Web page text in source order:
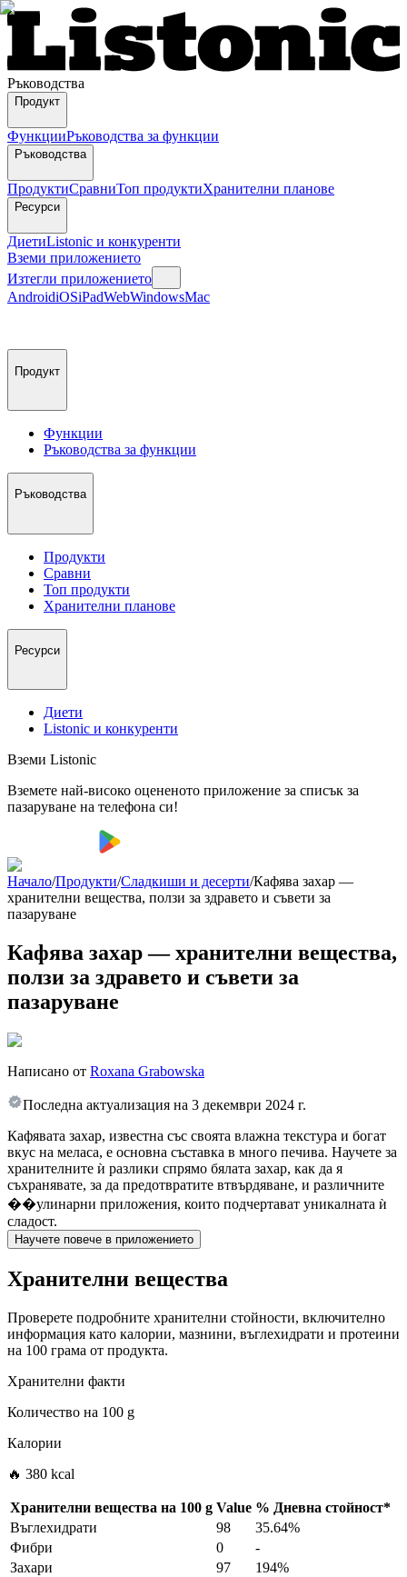
Ръководства
Продукт
ФункцииРъководства за функции
Ръководства
ПродуктиСравниТоп продуктиХранителни планове
Ресурси
ДиетиListonic и конкуренти
Вземи приложението
Изтегли приложението
AndroidiOSiPadWebWindowsMac
Продукт
Функции
Ръководства за функции
Ръководства
Продукти
Сравни
Топ продукти
Хранителни планове
Ресурси
Диети
Listonic и конкуренти
Вземи Listonic
Вземете най-високо оцененото приложение за списък за
пазаруване на телефона си!
Начало/Продукти/Сладкиши и десерти/Кафява захар —
хранителни вещества, ползи за здравето и съвети за
пазаруване
Кафява захар — хранителни вещества,
ползи за здравето и съвети за
пазаруване
Написано от Roxana Grabowska
Последна актуализация на 3 декември 2024 г.
Кафявата захар, известна със своята влажна текстура и богат
вкус на меласа, е основна съставка в много печива. Научете за
хранителните ѝ разлики спрямо бялата захар, как да я
съхранявате, за да предотвратите втвърдяване, и различните
��улинарни приложения, които подчертават уникалната ѝ
сладост.
Научете повече в приложението
Хранителни вещества
Проверете подробните хранителни стойности, включително
информация като калории, мазнини, въглехидрати и протеини
на 100 грама от продукта.
Хранителни факти
Количество на 100 g
Калории
🔥 380 kcal
Хранителни вещества на 100 g Value % Дневна стойност*
Въглехидрати
98
35.64%
Фибри
0
-
Захари
97
194%